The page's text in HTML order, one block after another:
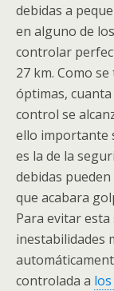
debidas a
en alguno de
controlar
27 km. Como
óptimas,
control se
ello importante
es la de la
debidas
que acabara
Para evitar
inestabilidades
controlada a